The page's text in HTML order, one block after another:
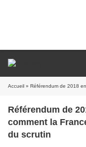
Accueil » Référendum de 2018 en
Référendum de
comment la
du scrutin